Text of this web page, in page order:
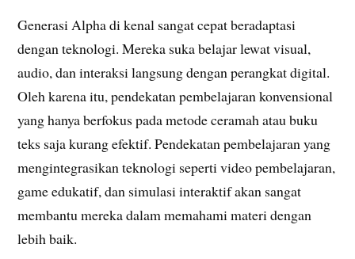
Generasi Alpha di kenal sangat cepat beradaptasi
dengan teknologi. Mereka suka belajar lewat visual,
audio, dan interaksi langsung dengan perangkat digital.
Oleh karena itu, pendekatan pembelajaran konvensional
yang hanya berfokus pada metode ceramah atau buku
teks saja kurang efektif. Pendekatan pembelajaran yang
mengintegrasikan teknologi seperti video pembelajaran,
game edukatif, dan simulasi interaktif akan sangat
membantu mereka dalam memahami materi dengan
lebih baik.